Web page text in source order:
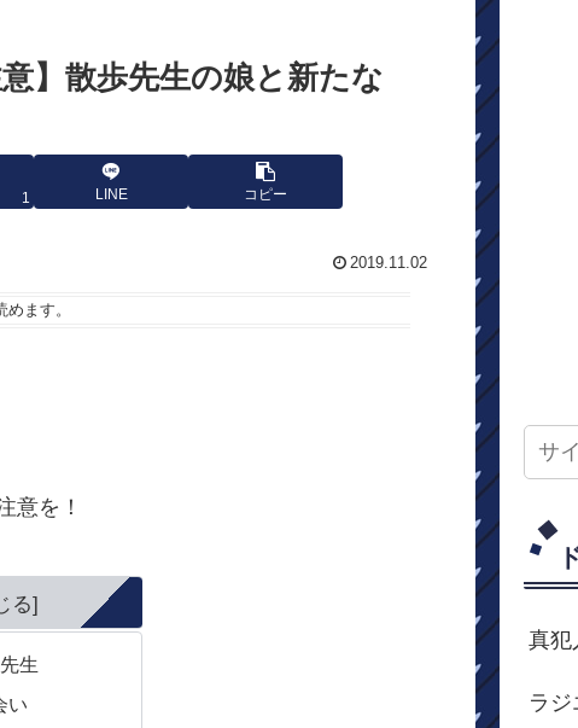
】散歩先生の娘と新たな
1 LINE コピー
2019.11.02
めます。
意を！
生
い
真犯
ラ